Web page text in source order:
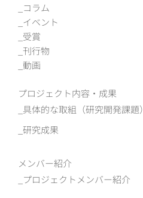
コラム
イベント
受賞
刊行物
動画
プロジェクト内容・成果
具体的な取組（研究開発課題）
研究成果
メンバー紹介
プロジェクトメンバー紹介